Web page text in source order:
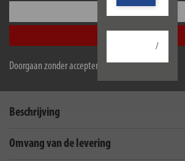
Doorgaan zonder accepteren
/
gevormde draaggreep voor handig transport
zijn veelzijdige toepassingsmogelijkheden in
Beschrijving
Omvang van de levering